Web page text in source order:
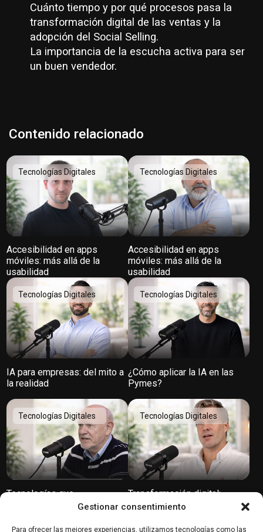
Gestionar consentimiento
Para ofrecer las mejores experiencias, utilizamos tecnologías como las
Cuánto tiempo y por qué procesos pasa la
transformación digital de las ventas y la
adopción del Social Selling.
La importancia de la escucha activa para ser
un buen vendedor.
Contenido relacionado
Tecnologías Digitales
Accesibilidad en apps
móviles: más allá de la
usabilidad
Tecnologías Digitales
Accesibilidad en apps
móviles: más allá de la
usabilidad
Tecnologías Digitales
IA para empresas: del mito a
la realidad
Tecnologías Digitales
¿Cómo aplicar la IA en las
Pymes?
Tecnologías Digitales
Tecnologías que
transformarán el mundo
Tecnologías Digitales
Transformación digital:
Innovación, cultura y